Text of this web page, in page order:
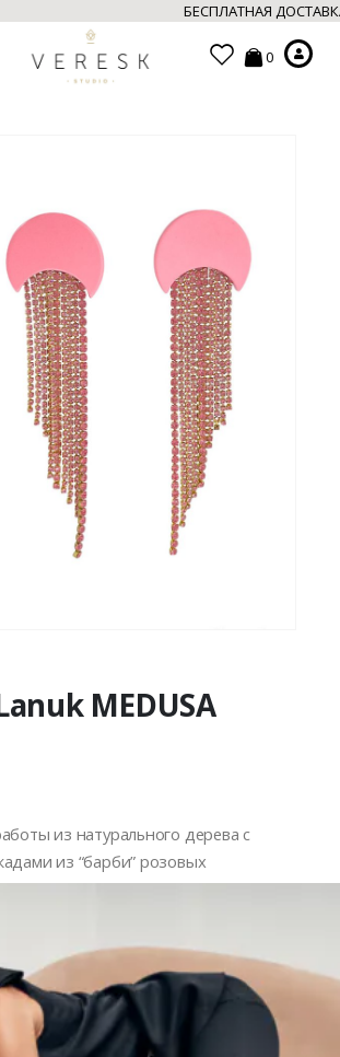
БЕСПЛАТНАЯ
0
MEDUSA
из натурального дерева c
из “барби” розовых
основа выполнена в цвете
упаковано в брендированный
VERESK studio, что идеально
подарка.